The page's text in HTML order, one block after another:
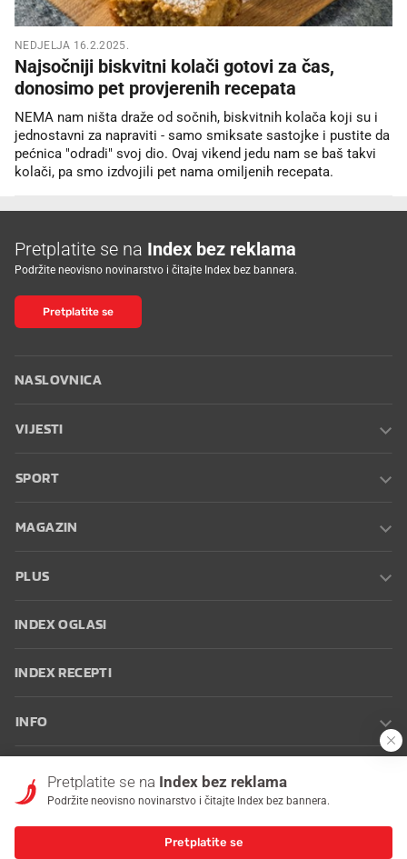
NEDJELJA 16.2.2025.
Najsočniji biskvitni kolači gotovi za čas,
donosimo pet provjerenih recepata
NEMA nam ništa draže od sočnih, biskvitnih kolača koji su i
jednostavni za napraviti - samo smiksate sastojke i pustite da
pećnica "odradi" svoj dio. Ovaj vikend jedu nam se baš takvi
kolači, pa smo izdvojili pet nama omiljenih recepata.
Pretplatite se na Index bez reklama
Podržite neovisno novinarstvo i čitajte Index bez bannera.
Pretplatite se
NASLOVNICA
VIJESTI
SPORT
MAGAZIN
PLUS
INDEX OGLASI
INDEX RECEPTI
INFO
korištenja
Postavke kolačića
Pretplatite se na Index bez reklama
Podržite neovisno novinarstvo i čitajte Index bez bannera.
Pretplatite se